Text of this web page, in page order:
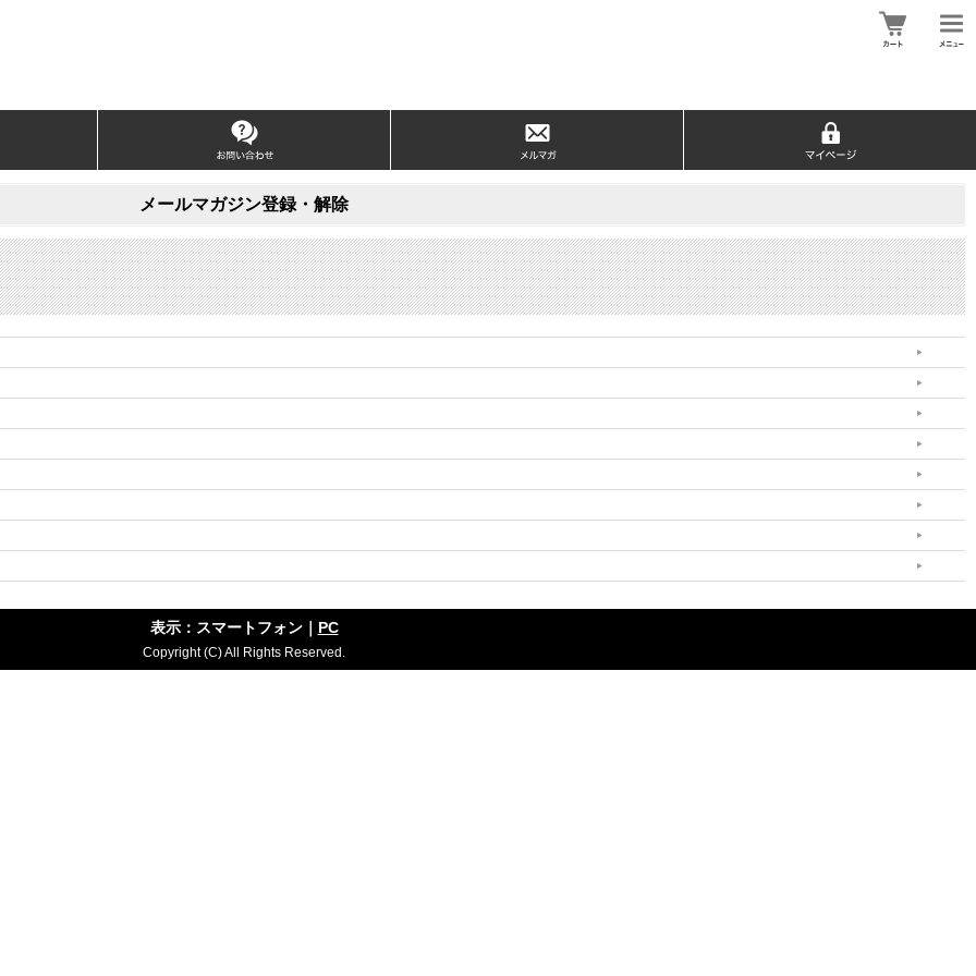
メールマガジン登録・解除
表示：スマートフォン｜ PC
Copyright (C) All Rights Reserved.